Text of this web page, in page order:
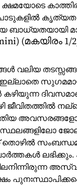
ക്ഷമയോടെ
കൃത്യത
ബാധ്യതയായി
(മകയിരം
വലിയ
കഴിയുന്ന
ജീവിതത്തിൽ
അവസരങ്ങളോ